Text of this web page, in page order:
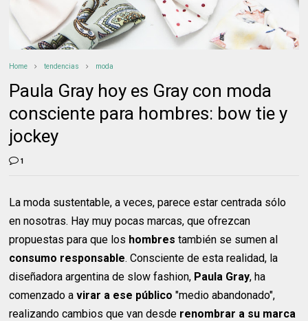
Home tendencias moda
Paula Gray hoy es Gray con moda
consciente para hombres: bow tie y
jockey
1
La moda sustentable, a veces, parece estar centrada sólo
en nosotras. Hay muy pocas marcas, que ofrezcan
propuestas para que los hombres también se sumen al
consumo responsable. Consciente de esta realidad, la
diseñadora argentina de slow fashion, Paula Gray, ha
comenzado avirar a ese público "medio abandonado",
realizando cambios que van desde renombrar a su marca